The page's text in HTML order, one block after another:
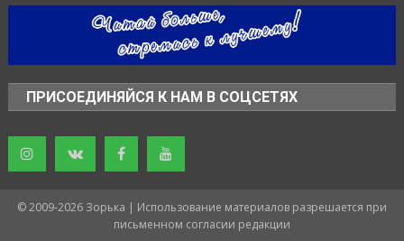
ПРИСОЕДИНЯЙСЯ К НАМ В СОЦСЕТЯХ
© 2009-2026 Зорька | Использование материалов разрешается при
письменном согласии редакции